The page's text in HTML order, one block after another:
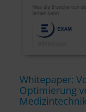
Whitepaper:
Optimierung